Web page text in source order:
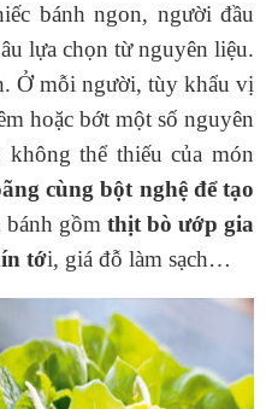
bánh ngon, người đầu
lựa chọn từ nguyên liệu.
Ở mỗi người, tùy khẩu vị
hoặc bớt một số nguyên
thể thiếu của món
cùng bột nghệ để tạo
gồm thịt bò ướp gia
tới, giá đỗ làm sạch…